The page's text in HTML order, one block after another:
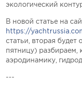
экологический
В новой статье на
https://
статьи, вторая
пятницу) разбираем,
аэродинамику,
---